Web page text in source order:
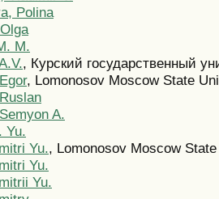
Polina
M.
, Курский государственный
, Lomonosov Moscow State
A.
Yu.
Yu., Lomonosov Moscow
Yu.
Yu.